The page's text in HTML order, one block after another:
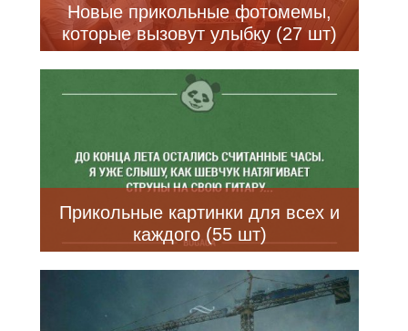
Новые прикольные фотомемы,
которые вызовут улыбку (27 шт)
Прикольные картинки для всех и
каждого (55 шт)